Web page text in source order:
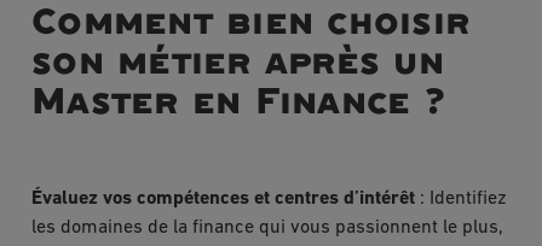
Comment bien choisir
son métier après un
Master en Finance ?
Évaluez vos compétences et centres d’intérêt : Identifiez
les domaines de la finance qui vous passionnent le plus,